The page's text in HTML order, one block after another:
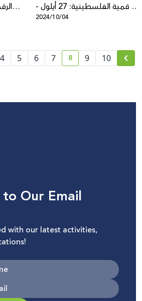
الرقمية الفلسطينية: 27 أيلول -
2024/10/04
4 5 6 7 current page number
8 9 10
Our Email
with our latest activities,